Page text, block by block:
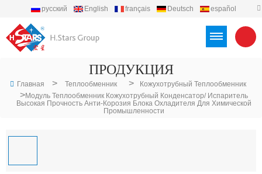
русский English français Deutsch
español
ПРОДУКЦИЯ
Главная > Теплообменник > Кожухотрубный Теплообменник
>Модуль Теплообменник Кожухотрубный Конденсатор/ Испаритель
Высокая Прочность Анти-Корозия Блока Охладителя Для Химической
Промышленности